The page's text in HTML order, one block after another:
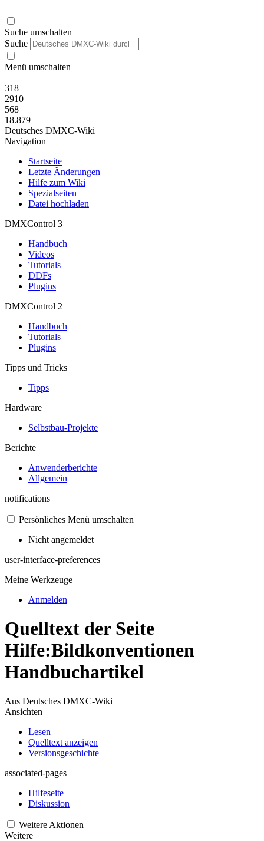
Suche umschalten
Suche
Menü umschalten
318
2910
568
18.879
Deutsches DMXC-Wiki
Navigation
Startseite
Letzte Änderungen
Hilfe zum Wiki
Spezialseiten
Datei hochladen
DMXControl 3
Handbuch
Videos
Tutorials
DDFs
Plugins
DMXControl 2
Handbuch
Tutorials
Plugins
Tipps und Tricks
Tipps
Hardware
Selbstbau-Projekte
Berichte
Anwenderberichte
Allgemein
notifications
Persönliches Menü umschalten
Nicht angemeldet
user-interface-preferences
Meine Werkzeuge
Anmelden
Quelltext der Seite
Hilfe:Bildkonventionen
Handbuchartikel
Aus Deutsches DMXC-Wiki
Ansichten
Lesen
Quelltext anzeigen
Versionsgeschichte
associated-pages
Hilfeseite
Diskussion
Weitere Aktionen
Weitere